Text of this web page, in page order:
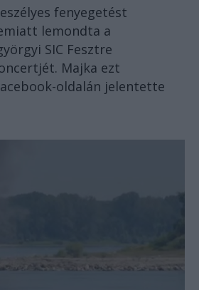
fenyegetést
lemondta a
SIC Fesztre
Majka ezt
oldalán jelentette